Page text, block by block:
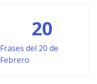
20
Frases del 20 de
Febrero